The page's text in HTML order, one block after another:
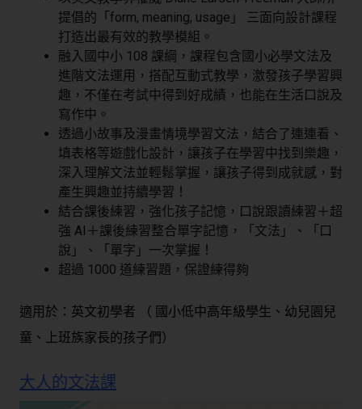
提倡的「form, meaning, usage」 三面向設計課程
打造出最有效的教學模組。
融入國中小 108 課綱，課程包含國小必學文法及
進階文法運用，搭配互動式教學，激發孩子學習興
趣，不僅在考試中得到好成績，也能在生活口說及
寫作中。
透過小故事及漫畫情境學習文法，結合了連連看、
填表格等遊戲化設計，讓孩子在學習中找到樂趣，
深入理解文法並輕鬆掌握，讓孩子得到成就感，對
產生興趣並持續學習！
結合課後練習，強化孩子記憶，口說跟讀練習＋超
強 AI＋課後練習整合單字記憶，「文法」、「口
說」、「單字」一次掌握！
超過 1000 道練習題，保證練得夠
適用於：英文初學者 （ 國小低中高年級學生、幼兒園兒
童、上班族家長的孩子們）
大人的文法課